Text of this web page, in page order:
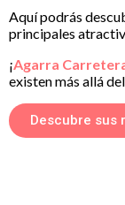
Aquí podrás
principales
¡Agarra
existen más allá
Descubre sus